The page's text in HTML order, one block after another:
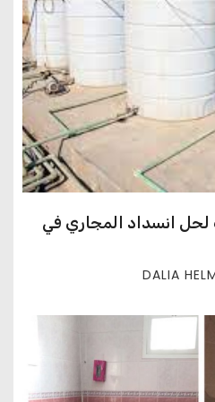
انسداد المجاري في